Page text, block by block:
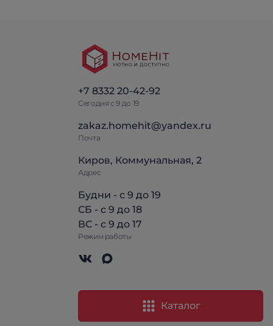
+7 8332 20-42-92
Сегодня с 9 до 19
zakaz.homehit@yandex.ru
Почта
Киров, Коммунальная, 2
Адрес
Будни - с 9 до 19
СБ - с 9 до 18
ВС - с 9 до 17
Режим работы
Каталог